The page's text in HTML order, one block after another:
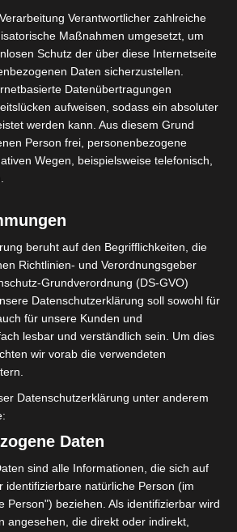
3 März 2021 -
14:00
Tunesien 2020/21 | Spieltag
15
Halbzeit: 0-0
Avenir Sportif de
Rejiche (ASR) 1
Club Africain
Tunis (CA) 1
ENDERGEBNIS
municipal Rejiche
Tor
S. Khalifa
Verantwortlicher zahlreiche
Maßnahmen umgesetzt, um
Schutz der über diese Internetseite
Daten sicherzustellen.
Datenübertragungen
aufweisen, sodass ein absoluter
werden kann. Aus diesem Grund
Person frei, personenbezogene
Wegen, beispielsweise telefonisch,
beruht auf den Begrifflichkeiten, die
Richtlinien- und Verordnungsgeber
Grundverordnung (DS-GVO)
Datenschutzerklärung soll sowohl für
für unsere Kunden und
lesbar und verständlich sein. Um dies
wir vorab die verwendeten
Datenschutzerklärung unter anderem
Daten
sind alle Informationen, die sich auf
identifizierbare natürliche Person (im
Person") beziehen. Als identifizierbar wird
angesehen, die direkt oder indirekt,